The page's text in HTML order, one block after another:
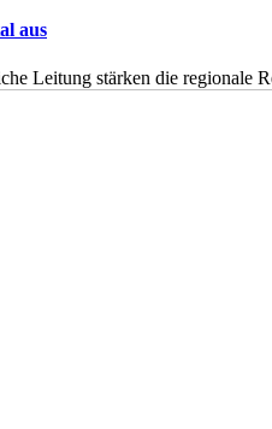
aus
Leitung stärken die